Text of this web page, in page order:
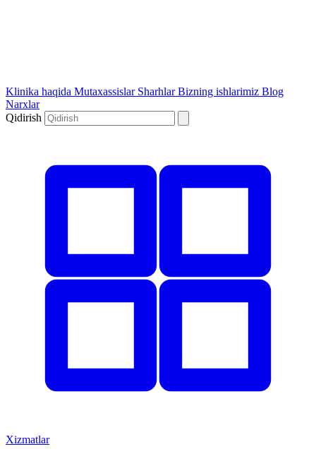
Klinika haqida Mutaxassislar SharhlarBizning ishlarimiz Blog
Narxlar
Qidirish
Xizmatlar